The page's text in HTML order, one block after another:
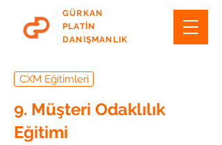
GÜRKAN
PLATİN
DANIŞMANLIK
CXM Eğitimleri
9. Müşteri Odaklılık
Eğitimi